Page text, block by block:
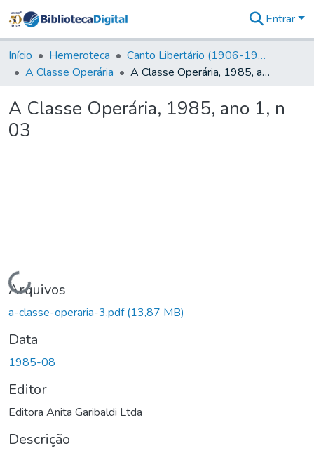
&
Coleções
Tudo na
Digital
Entrar
Início Hemeroteca
Canto Libertário (1906-1995)
A Classe Operária
A Classe Operária, 1985, ano 1, n 03
A Classe Operária, 1985, ano 1, n
03
Carregando...
Arquivos
a-classe-operaria-3.pdf(13,87 MB)
Data
1985-08
Editor
Editora Anita Garibaldi Ltda
Descrição